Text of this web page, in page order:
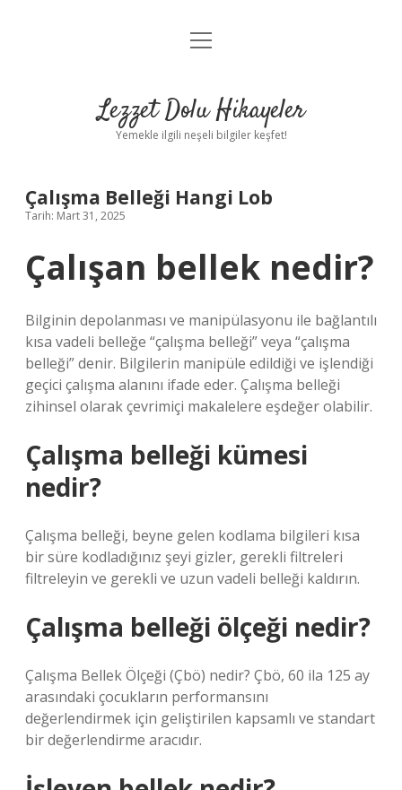
Anasayfa
Yasal Uyarı
menüyü
Lezzet Dolu Hikayeler
Yemekle ilgili neşeli bilgiler keşfet!
Çalışma Belleği Hangi Lob
Tarih: Mart 31, 2025
Çalışan bellek nedir?
Bilginin depolanması ve manipülasyonu ile bağlantılı
kısa vadeli belleğe “çalışma belleği” veya “çalışma
belleği” denir. Bilgilerin manipüle edildiği ve işlendiği
geçici çalışma alanını ifade eder. Çalışma belleği
zihinsel olarak çevrimiçi makalelere eşdeğer olabilir.
Çalışma belleği kümesi
nedir?
Çalışma belleği, beyne gelen kodlama bilgileri kısa
bir süre kodladığınız şeyi gizler, gerekli filtreleri
filtreleyin ve gerekli ve uzun vadeli belleği kaldırın.
Çalışma belleği ölçeği nedir?
Çalışma Bellek Ölçeği (Çbö) nedir? Çbö, 60 ila 125 ay
arasındaki çocukların performansını
değerlendirmek için geliştirilen kapsamlı ve standart
bir değerlendirme aracıdır.